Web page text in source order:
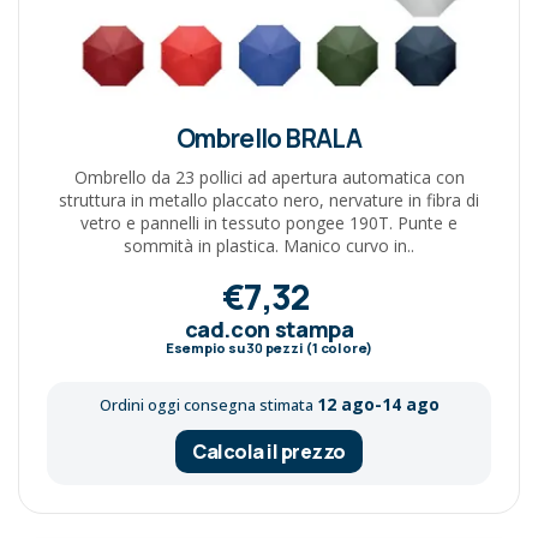
Ombrello BRALA
Ombrello da 23 pollici ad apertura automatica con
struttura in metallo placcato nero, nervature in fibra di
vetro e pannelli in tessuto pongee 190T. Punte e
sommità in plastica. Manico curvo in..
€7,32
cad.con stampa
Esempio su30pezzi (1 colore)
Ordini oggi consegna stimata 12 ago-14 ago
Calcola il prezzo